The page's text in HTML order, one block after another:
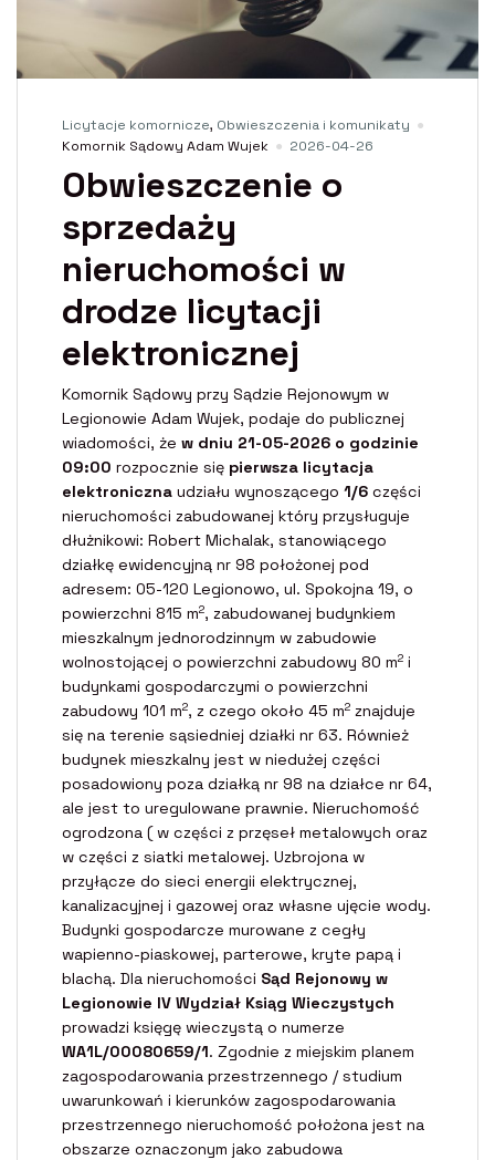
Licytacje komornicze, Obwieszczenia i komunikaty
Komornik Sądowy Adam Wujek
2026-04-26
Obwieszczenie o
sprzedaży
nieruchomości w
drodze licytacji
elektronicznej
Komornik Sądowy przy Sądzie Rejonowym w
Legionowie Adam Wujek, podaje do publicznej
wiadomości, że w dniu 21-05-2026 o godzinie
09:00 rozpocznie się pierwsza licytacja
elektroniczna udziału wynoszącego 1/6 części
nieruchomości zabudowanej który przysługuje
dłużnikowi: Robert Michalak, stanowiącego
działkę ewidencyjną nr 98 położonej pod
adresem: 05-120 Legionowo, ul. Spokojna 19, o
powierzchni 815 m2, zabudowanej budynkiem
mieszkalnym jednorodzinnym w zabudowie
wolnostojącej o powierzchni zabudowy 80 m2 i
budynkami gospodarczymi o powierzchni
zabudowy 101 m2, z czego około 45 m2 znajduje
się na terenie sąsiedniej działki nr 63. Również
budynek mieszkalny jest w niedużej części
posadowiony poza działką nr 98 na działce nr 64,
ale jest to uregulowane prawnie. Nieruchomość
ogrodzona ( w części z przęseł metalowych oraz
w części z siatki metalowej. Uzbrojona w
przyłącze do sieci energii elektrycznej,
kanalizacyjnej i gazowej oraz własne ujęcie wody.
Budynki gospodarcze murowane z cegły
wapienno-piaskowej, parterowe, kryte papą i
blachą. Dla nieruchomości Sąd Rejonowy w
Legionowie IV Wydział Ksiąg Wieczystych
prowadzi księgę wieczystą o numerze
WA1L/00080659/1. Zgodnie z miejskim planem
zagospodarowania przestrzennego / studium
uwarunkowań i kierunków zagospodarowania
przestrzennego nieruchomość położona jest na
obszarze oznaczonym jako zabudowa